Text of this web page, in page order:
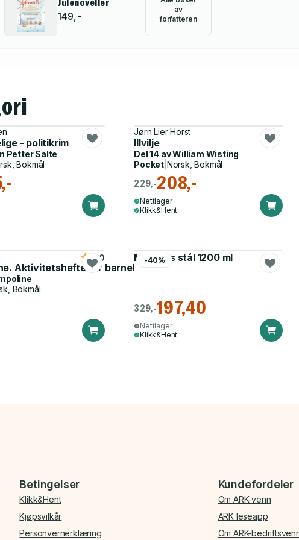
Julenoveller
149,-
av
forfatteren
- politikrim
Petter Salte
Bokmål
Jørn Lier Horst
Illvilje
Del 14 avWilliam Wisting
Pocket Norsk, Bokmål
229,-208,-
Nettlager
Klikk&Hent
Aktivitetshefte for barnehagen
5.0
Bokmål
-40%
Matboks stål 1200 ml
329,-197,40
Nettlager
Klikk&Hent
Betingelser
Klikk&Hent
Kjøpsvilkår
Personvernerklæring
Kundefordeler
Om ARK-venn
ARK leseapp
Om ARK-